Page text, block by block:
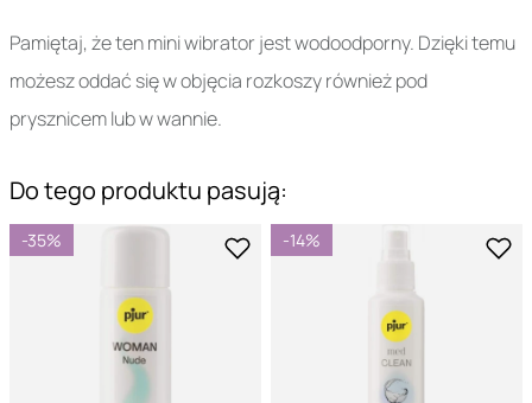
Pamiętaj, że ten mini wibrator jest wodoodporny. Dzięki temu
możesz oddać się w objęcia rozkoszy również pod
prysznicem lub w wannie.
Do tego produktu pasują:
-35% -14%